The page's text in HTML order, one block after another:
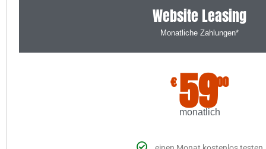
Website Leasing
Monatliche Zahlungen*
€5900
monatlich